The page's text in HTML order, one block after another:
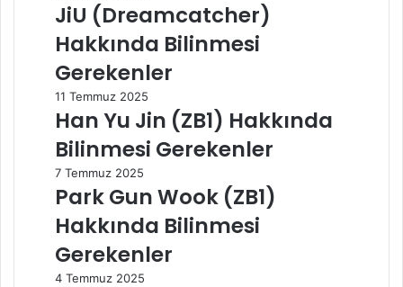
JiU (Dreamcatcher)
Hakkında Bilinmesi
Gerekenler
11 Temmuz 2025
Han Yu Jin (ZB1) Hakkında
Bilinmesi Gerekenler
7 Temmuz 2025
Park Gun Wook (ZB1)
Hakkında Bilinmesi
Gerekenler
4 Temmuz 2025